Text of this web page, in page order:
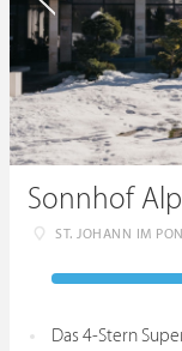
ST. JOHANN IM
Das 4-Stern